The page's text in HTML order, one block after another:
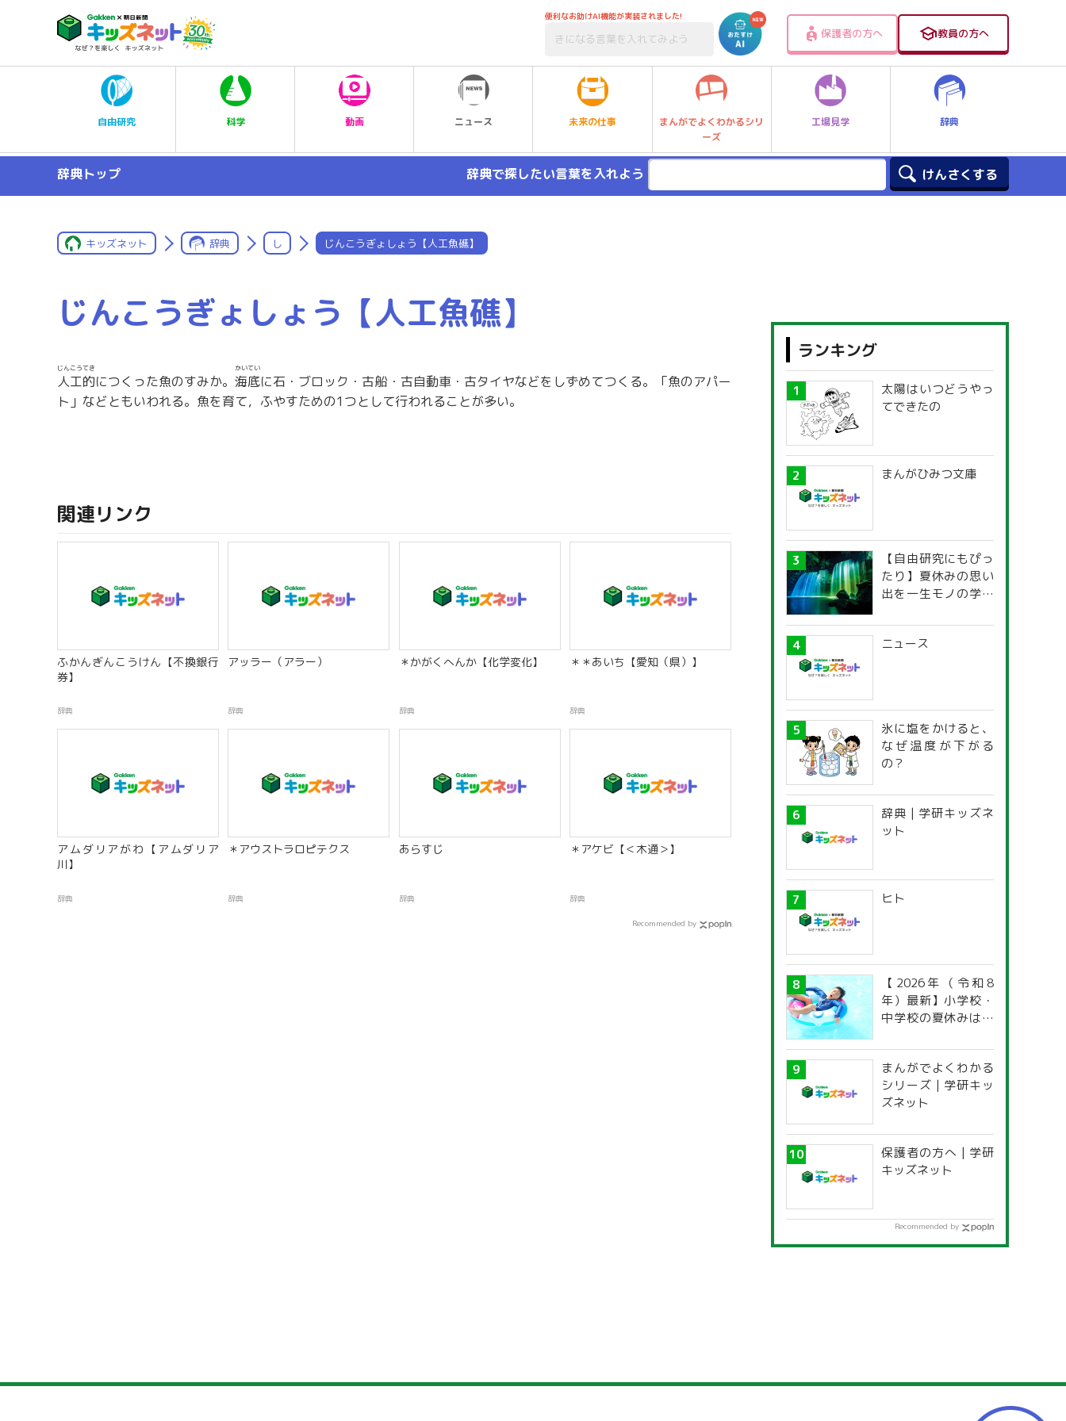
便利なお助けAI機能が実装されました!
保護者の方へ 教員の方へ
自由研究 科学 動画 ニュース 未来の仕事
まんがでよくわかるシリ
ーズ
工場見学 辞典
辞典トップ 辞典で探したい言葉を入れよう
キッズネット 辞典 し じんこうぎょしょう【人工魚礁】
じんこうぎょしょう【人工魚礁】
人工的
じんこうてき
につくった魚のすみか。 海底
かいてい
に石・ブロック・古船・古自動車・古タイヤなどをしずめてつくる。「魚のアパー
ト」などともいわれる。魚を育て，ふやすための1つとして行われることが多い。
関連リンク
ふかんぎんこうけん【不換銀行
券】
辞典
アッラー（アラー）
辞典
＊かがくへんか【化学変化】
辞典
＊＊あいち【愛知（県）】
辞典
アムダリアがわ【アムダリア
川】
辞典
＊アウストラロピテクス
辞典
あらすじ
辞典
＊アケビ【＜木通＞】
辞典
Recommended by
ランキング
太陽はいつどうやっ
てできたの
まんがひみつ文庫
【自由研究にもぴっ
たり】夏休みの思い
出を一生モノの学び
探究ガイド
ニュース
氷に塩をかけると、
なぜ温度が下がる
の？
辞典 | 学研キッズネ
ット
ヒト
【2026年（令和8
年）最新】小学校・
中学校の夏休みはい
道府県別「夏季休暇
一覧」
まんがでよくわかる
シリーズ | 学研キッ
ズネット
保護者の方へ | 学研
キッズネット
Recommended by